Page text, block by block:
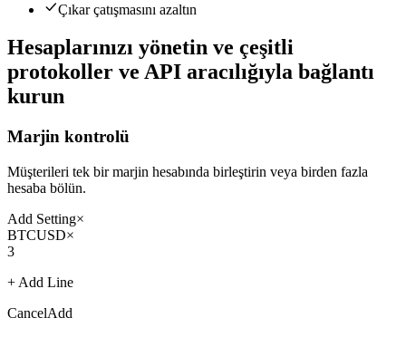
Çıkar çatışmasını azaltın
Hesaplarınızı yönetin ve çeşitli
protokoller ve API aracılığıyla bağlantı
kurun
Marjin kontrolü
Müşterileri tek bir marjin hesabında birleştirin veya birden fazla
hesaba bölün.
Add Setting×
BTCUSD×
3
+ Add Line
CancelAdd